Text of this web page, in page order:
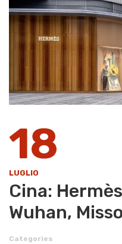
18
LUGLIO
Cina:
Wuhan,
Categories